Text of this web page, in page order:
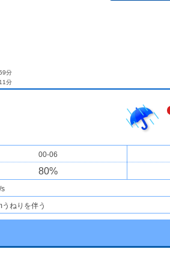
分
分
00-06
80%
s
ねりを伴う